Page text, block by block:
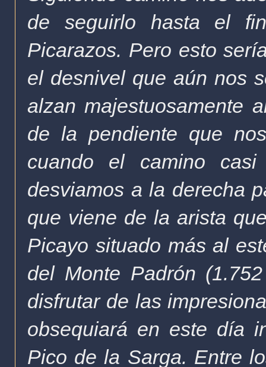
de seguirlo hasta el
Picarazos. Pero esto
el desnivel que aún nos
alzan majestuosamente
de la pendiente que
cuando el camino
desviamos a la derecha
que viene de la arista
Picayo situado más al
del Monte Padrón
disfrutar de las
obsequiará en este día
Pico de la Sarga. Entre